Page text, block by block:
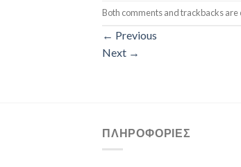
Both comments and trackbacks
← Previous
Next →
ΠΛΗΡΟΦΟΡΊΕΣ